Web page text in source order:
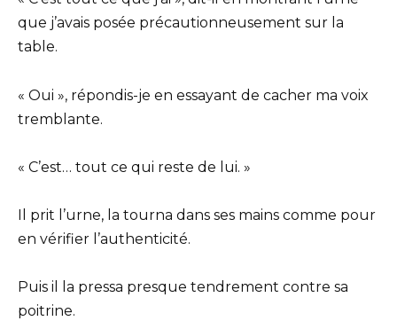
que j’avais posée précautionneusement sur la
table.
« Oui », répondis-je en essayant de cacher ma voix
tremblante.
« C’est… tout ce qui reste de lui. »
Il prit l’urne, la tourna dans ses mains comme pour
en vérifier l’authenticité.
Puis il la pressa presque tendrement contre sa
poitrine.